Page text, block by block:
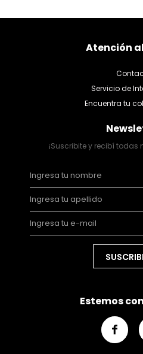
Atención
Servicio de
Encuentra tu
¡Suscribite y recibí
Estemos
